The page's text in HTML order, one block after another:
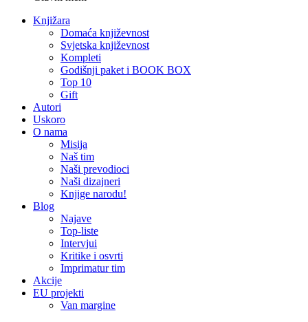
Knjižara
Domaća književnost
Svjetska književnost
Kompleti
Godišnji paket i BOOK BOX
Top 10
Gift
Autori
Uskoro
O nama
Misija
Naš tim
Naši prevodioci
Naši dizajneri
Knjige narodu!
Blog
Najave
Top-liste
Intervjui
Kritike i osvrti
Imprimatur tim
Akcije
EU projekti
Van margine